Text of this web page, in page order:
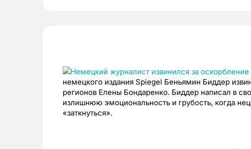
немецкого издания Spiegel Беньямин Биддер
регионов Елены Бондаренко. Биддер написал в
излишнюю эмоциональность и грубость, когда
«заткнуться».